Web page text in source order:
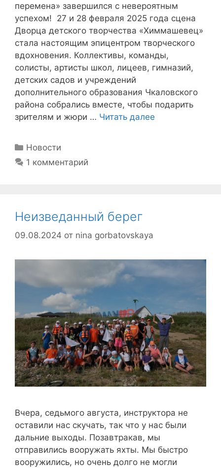
перемена» завершился с невероятным
успехом! 27 и 28 февраля 2025 года сцена
Дворца детского творчества «Химмашевец»
стала настоящим эпицентром творческого
вдохновения. Коллективы, команды,
солисты, артисты школ, лицеев, гимназий,
детских садов и учреждений
дополнительного образования Чкаловского
района собрались вместе, чтобы подарить
зрителям и жюри … Читать далее
Рубрики
Новости
1 комментарий
Неизведанный берег
09.08.2024 от nina gorbatovskaya
Вчера, седьмого августа, инструктора не
оставили нас скучать, так что у нас были
дальние выходы. Позавтракав, мы
отправились вооружать яхты. Мы быстро
вооружились, но очень долго не могли